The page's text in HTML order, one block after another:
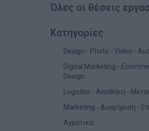
Όλες οι θέσεις
Κατηγορίες
Design - Photo - Video -
Digital Marketing -
Design
Logistics - Αποθήκη -
Marketing - Διαφήμιση -
Αγροτικά